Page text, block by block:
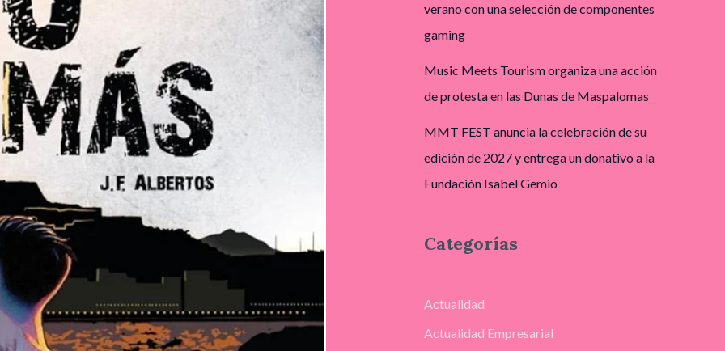
verano con una selección de componentes
gaming
Music Meets Tourism organiza una acción
de protesta en las Dunas de Maspalomas
MMT FEST anuncia la celebración de su
edición de 2027 y entrega un donativo a la
Fundación Isabel Gemio
Categorías
Actualidad
Actualidad Empresarial